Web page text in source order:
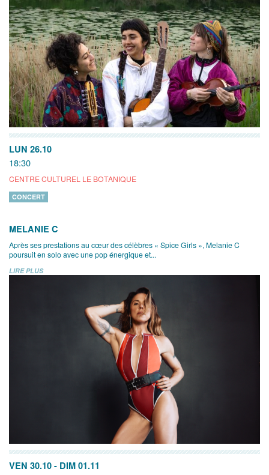
LUN 26.10
18:30
CENTRE CULTUREL LE BOTANIQUE
CONCERT
MELANIE C
Après ses prestations au cœur des célèbres « Spice Girls », Melanie C
poursuit en solo avec une pop énergique et...
LIRE PLUS
VEN 30.10 - DIM 01.11